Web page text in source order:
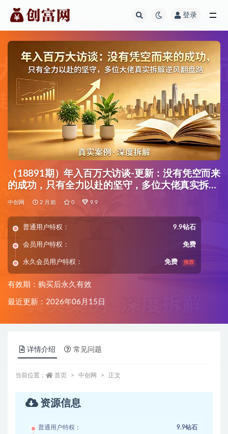
登录
（18891期）年入百万大访谈-更新：没有凭空而来
的成功，只有全力以赴的坚守，多位大佬真实拆解
逆风翻盘路
中创网 2 月前 0 9.9
普通用户特权： 9.9钻石
会员用户特权： 免费
永久会员用户特权： 免费 推荐
有效期：购买后永久有效
最近更新：2026年06月15日
详情介绍 常见问题
当前位置： 首页 中创网 正文
资源信息
普通用户特权： 9.9钻石